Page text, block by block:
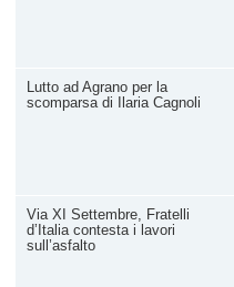
Lutto ad Agrano per la
scomparsa di Ilaria Cagnoli
Via XI Settembre, Fratelli
d’Italia contesta i lavori
sull’asfalto